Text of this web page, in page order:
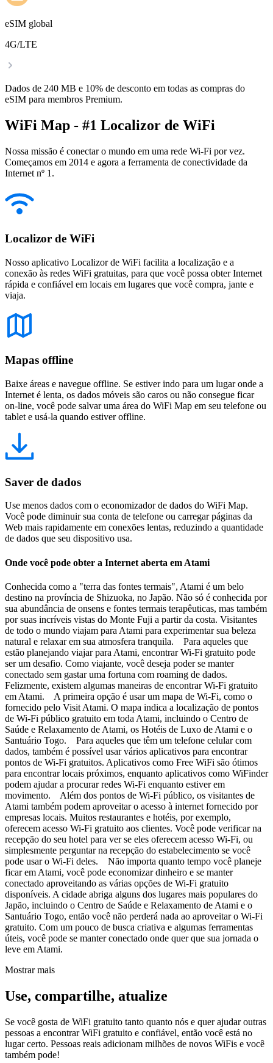
eSIM global
4G/LTE
Dados de 240 MB e 10% de desconto em todas as compras do
eSIM para membros Premium.
WiFi Map - #1 Localizor de WiFi
Nossa missão é conectar o mundo em uma rede Wi-Fi por vez.
Começamos em 2014 e agora a ferramenta de conectividade da
Internet nº 1.
Localizor de WiFi
Nosso aplicativo Localizor de WiFi facilita a localização e a
conexão às redes WiFi gratuitas, para que você possa obter Internet
rápida e confiável em locais em lugares que você compra, jante e
viaja.
Mapas offline
Baixe áreas e navegue offline. Se estiver indo para um lugar onde a
Internet é lenta, os dados móveis são caros ou não consegue ficar
on-line, você pode salvar uma área do WiFi Map em seu telefone ou
tablet e usá-la quando estiver offline.
Saver de dados
Use menos dados com o economizador de dados do WiFi Map.
Você pode diminuir sua conta de telefone ou carregar páginas da
Web mais rapidamente em conexões lentas, reduzindo a quantidade
de dados que seu dispositivo usa.
Onde você pode obter a Internet aberta em Atami
Conhecida como a "terra das fontes termais", Atami é um belo
destino na província de Shizuoka, no Japão. Não só é conhecida por
sua abundância de onsens e fontes termais terapêuticas, mas também
por suas incríveis vistas do Monte Fuji a partir da costa. Visitantes
de todo o mundo viajam para Atami para experimentar sua beleza
natural e relaxar em sua atmosfera tranquila. Para aqueles que
estão planejando viajar para Atami, encontrar Wi-Fi gratuito pode
ser um desafio. Como viajante, você deseja poder se manter
conectado sem gastar uma fortuna com roaming de dados.
Felizmente, existem algumas maneiras de encontrar Wi-Fi gratuito
em Atami. A primeira opção é usar um mapa de Wi-Fi, como o
fornecido pelo Visit Atami. O mapa indica a localização de pontos
de Wi-Fi público gratuito em toda Atami, incluindo o Centro de
Saúde e Relaxamento de Atami, os Hotéis de Luxo de Atami e o
Santuário Togo. Para aqueles que têm um telefone celular com
dados, também é possível usar vários aplicativos para encontrar
pontos de Wi-Fi gratuitos. Aplicativos como Free WiFi são ótimos
para encontrar locais próximos, enquanto aplicativos como WiFinder
podem ajudar a procurar redes Wi-Fi enquanto estiver em
movimento. Além dos pontos de Wi-Fi público, os visitantes de
Atami também podem aproveitar o acesso à internet fornecido por
empresas locais. Muitos restaurantes e hotéis, por exemplo,
oferecem acesso Wi-Fi gratuito aos clientes. Você pode verificar na
recepção do seu hotel para ver se eles oferecem acesso Wi-Fi, ou
simplesmente perguntar na recepção do estabelecimento se você
pode usar o Wi-Fi deles. Não importa quanto tempo você planeje
ficar em Atami, você pode economizar dinheiro e se manter
conectado aproveitando as várias opções de Wi-Fi gratuito
disponíveis. A cidade abriga alguns dos lugares mais populares do
Japão, incluindo o Centro de Saúde e Relaxamento de Atami e o
Santuário Togo, então você não perderá nada ao aproveitar o Wi-Fi
gratuito. Com um pouco de busca criativa e algumas ferramentas
úteis, você pode se manter conectado onde quer que sua jornada o
leve em Atami.
Mostrar mais
Use, compartilhe, atualize
Se você gosta de WiFi gratuito tanto quanto nós e quer ajudar outras
pessoas a encontrar WiFi gratuito e confiável, então você está no
lugar certo. Pessoas reais adicionam milhões de novos WiFis e você
também pode!